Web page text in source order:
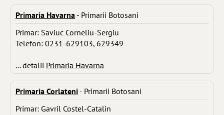
Primaria Havarna - Primarii Botosani
Primar: Saviuc Corneliu-Sergiu
Telefon: 0231-629103, 629349
... detalii Primaria Havarna
Primaria Corlateni - Primarii Botosani
Primar: Gavril Costel-Catalin